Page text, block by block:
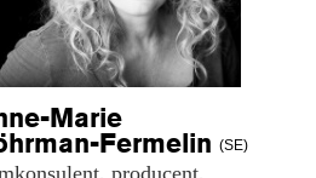
Marie
Fermelin (SE)
producent,